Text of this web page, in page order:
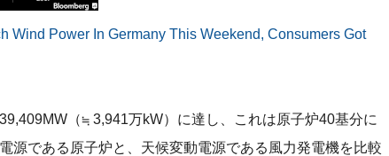
Wind Power In Germany This Weekend, Consumers Got
（≒ 3,941万kW）に達し、これは原子炉40基分に
源である原子炉と、天候変動電源である風力発電機を比較